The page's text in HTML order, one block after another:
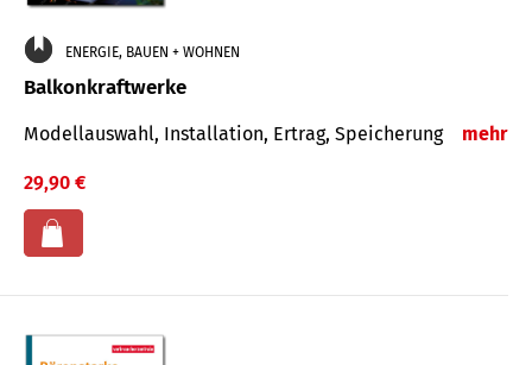
ENERGIE, BAUEN + WOHNEN
Balkonkraftwerke
Modellauswahl, Installation, Ertrag, Speicherung mehr
29,90 €